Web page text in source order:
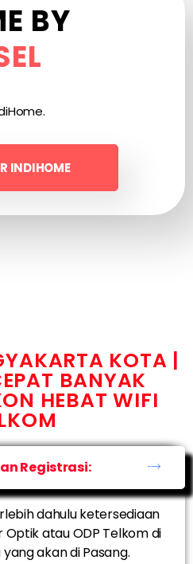
BY
INDIHOME
KOTA |
BANYAK
HEBAT WIFI
Registrasi:
dahulu ketersediaan
Optik atau ODP Telkom di
akan di Pasang.